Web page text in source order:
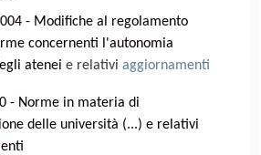
- Modifiche al regolamento
concernenti l'autonomia
atenei e relativiaggiornamenti
- Norme in materia di
delle università (...) e relativi